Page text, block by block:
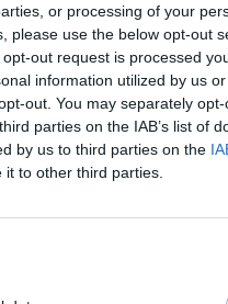
or processing of your
please use the below opt-out
out request is processed
information utilized by us
out. You may separately
parties on the IAB’s list of
by us to third parties on the
to other third parties.
υπηρεσία
δημοσιότητας
συνεργαστεί
του Β